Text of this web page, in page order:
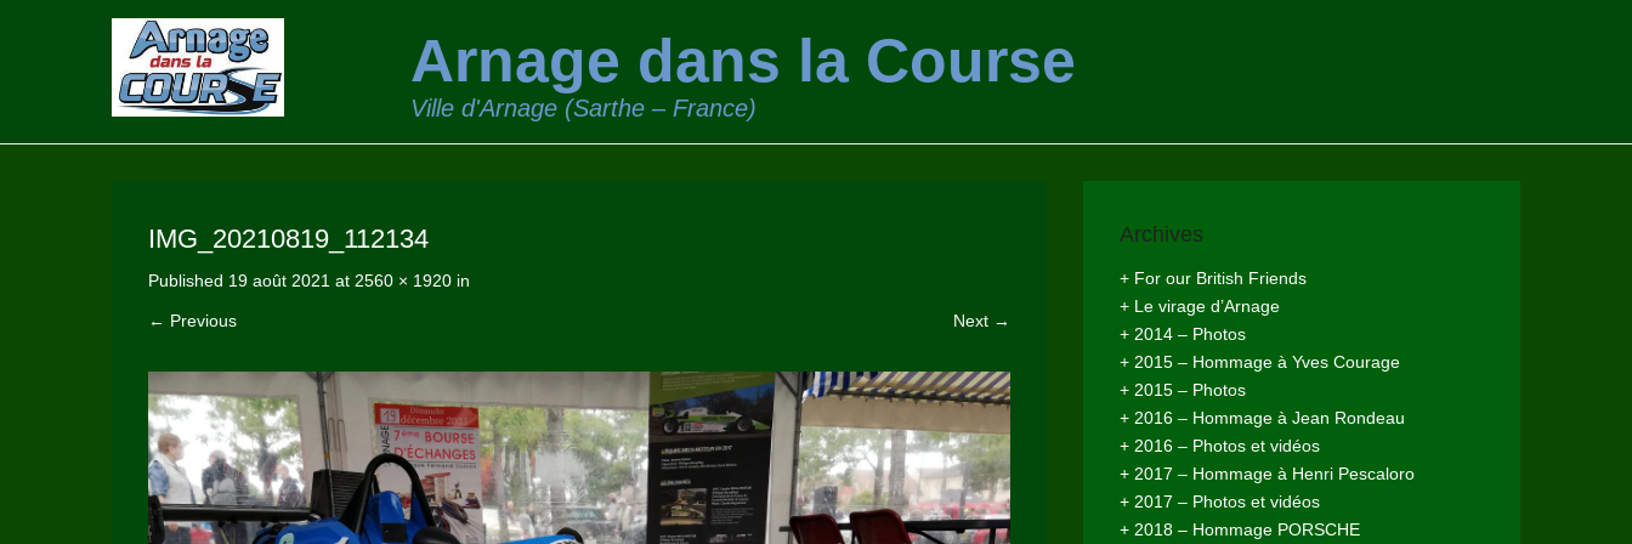
Arnage dans la Course
Ville d'Arnage (Sarthe – France)
IMG_20210819_112134
Published 19 août 2021 at 2560 × 1920 in
← Previous Next →
Archives
+ For our British Friends
+ Le virage d’Arnage
+ 2014 – Photos
+ 2015 – Hommage à Yves Courage
+ 2015 – Photos
+ 2016 – Hommage à Jean Rondeau
+ 2016 – Photos et vidéos
+ 2017 – Hommage à Henri Pescaloro
+ 2017 – Photos et vidéos
+ 2018 – Hommage PORSCHE